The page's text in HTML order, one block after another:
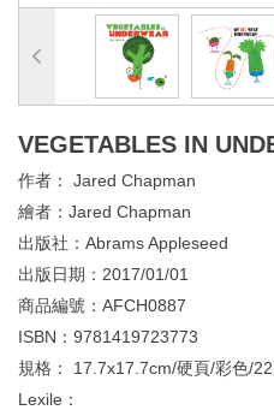
VEGETABLES IN
作者： Jared Chapman
繪者： Jared Chapman
出版社： Abrams Appleseed
出版日期： 2017/01/01
商品編號： AFCH0887
ISBN： 9781419723773
規格： 17.7x17.7cm/硬頁/彩色/
Lexile：